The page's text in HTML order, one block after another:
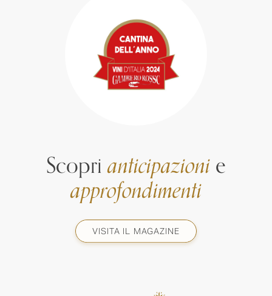
Scoprianticipazionie
approfondimenti
VISITA IL MAGAZINE